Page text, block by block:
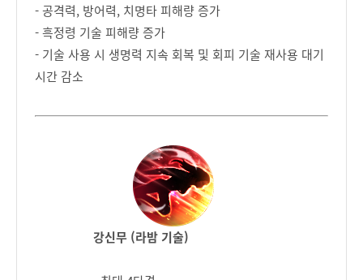
- 공격력, 방어력, 치명타 피해량 증가
- 흑정령 기술 피해량 증가
- 기술 사용 시 생명력 지속 회복 및 회피 기술 재사용 대기
시간 감소
강신무 (라밤 기술)